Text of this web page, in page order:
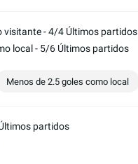
visitante - 4/4 Últimos partidos
local - 5/6 Últimos partidos
Menos de 2.5 goles como local
partidos